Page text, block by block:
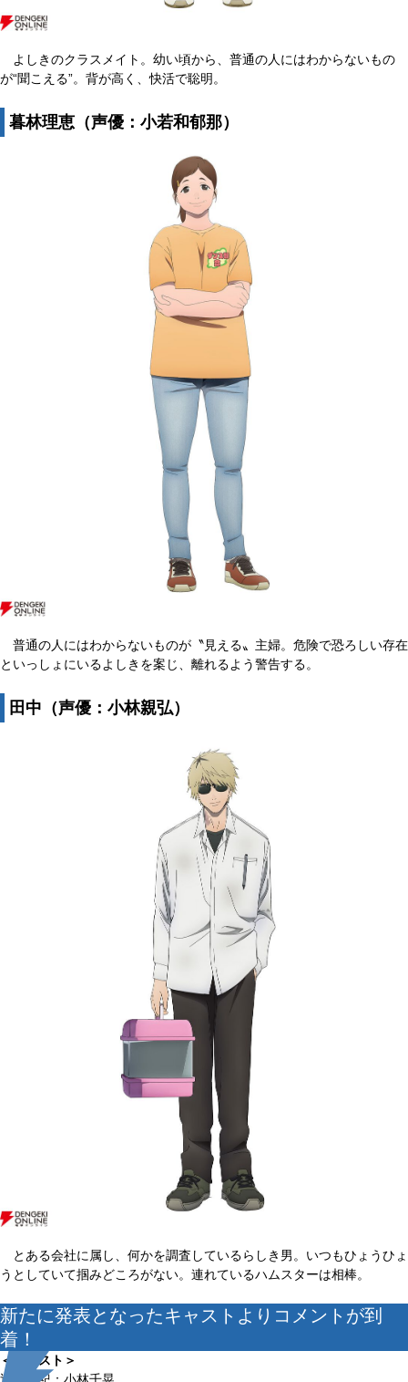
よしきのクラスメイト。幼い頃から、普通の人にはわからないもの
が“聞こえる”。背が高く、快活で聡明。
暮林理恵（声優：小若和郁那）
普通の人にはわからないものが〝見える〟主婦。危険で恐ろしい存在
といっしょにいるよしきを案じ、離れるよう警告する。
田中（声優：小林親弘）
とある会社に属し、何かを調査しているらしき男。いつもひょうひょ
うとしていて掴みどころがない。連れているハムスターは相棒。
新たに発表となったキャストよりコメントが到
着！
＜キャスト＞